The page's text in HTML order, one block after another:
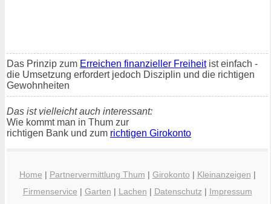
Das Prinzip zum Erreichen finanzieller Freiheitist einfach -
die Umsetzung erfordert jedoch Disziplin und die richtigen
Gewohnheiten
Das ist vielleicht auch interessant:
Wie kommt man in Thum zur
richtigen Bank und zum richtigen Girokonto
Home | Partnervermittlung Thum | Girokonto | Kleinanzeigen |
Firmenservice | Garten | Lachen | Datenschutz| Impressum